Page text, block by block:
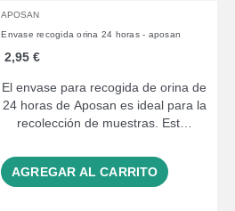
APOSAN
Envase recogida orina 24 horas - aposan
2,95 €
El envase para recogida de orina de
24 horas de Aposan es ideal para la
recolección de muestras. Est…
AGREGAR AL CARRITO